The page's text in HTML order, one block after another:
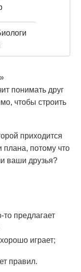
понимать друг
чтобы строить
приходится
плана, потому что
ваши друзья?
то предлагает
играет;
правил.